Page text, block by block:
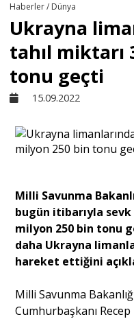
Haberler / Dünya
Ukrayna
tahıl miktarı
tonu geçti
15.09.2022
Milli Savunma
bugün itibarıyla
milyon 250 bin tonu
daha Ukrayna
hareket ettiğini
Milli Savunma
Cumhurbaşkanı